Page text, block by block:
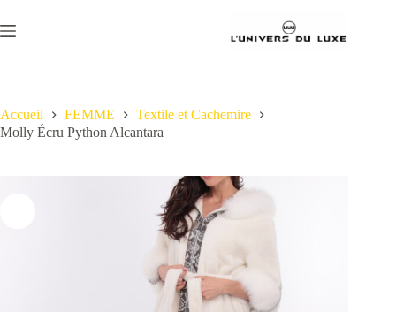
au
contenu
Accueil FEMME
Textile et Cachemire
Molly Écru Python Alcantara